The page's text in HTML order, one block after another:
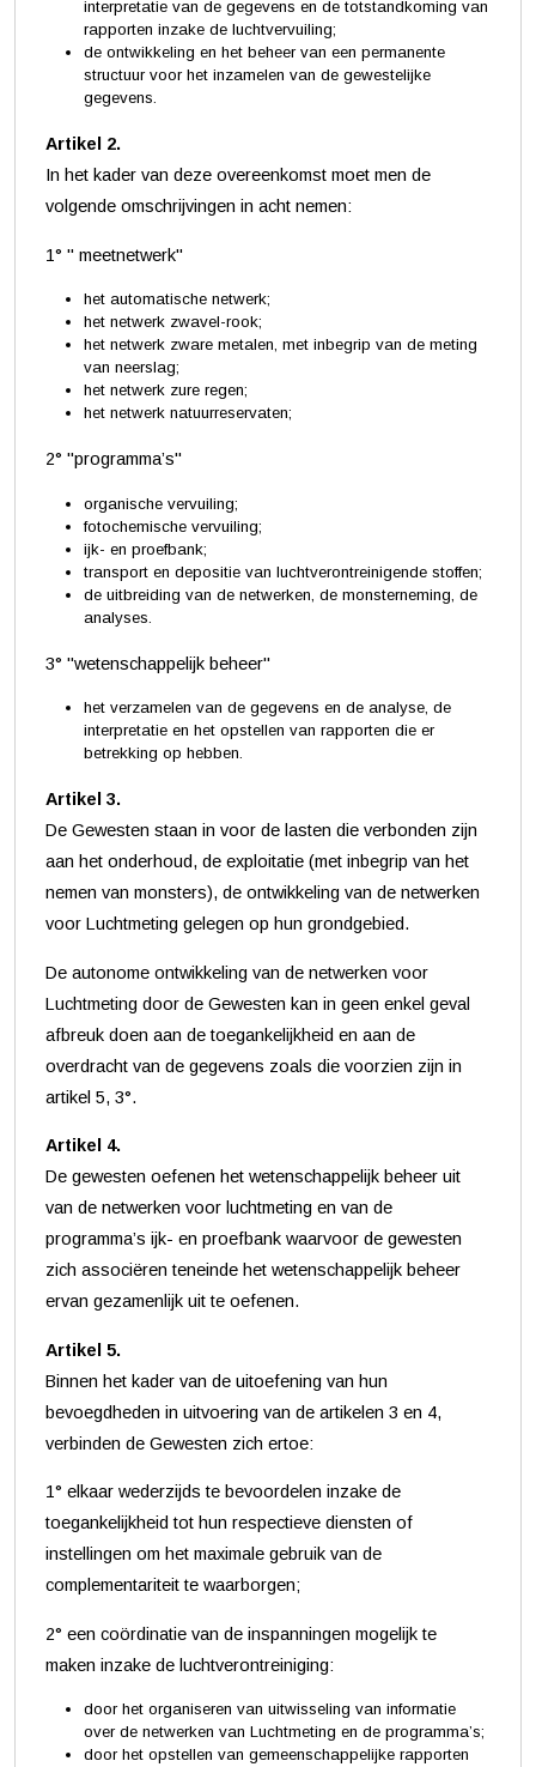
interpretatie van de gegevens en de totstandkoming van
rapporten inzake de luchtvervuiling;
de ontwikkeling en het beheer van een permanente
structuur voor het inzamelen van de gewestelijke
gegevens.
Artikel 2.
In het kader van deze overeenkomst moet men de
volgende omschrijvingen in acht nemen:
1° " meetnetwerk"
het automatische netwerk;
het netwerk zwavel-rook;
het netwerk zware metalen, met inbegrip van de meting
van neerslag;
het netwerk zure regen;
het netwerk natuurreservaten;
2° "programma’s"
organische vervuiling;
fotochemische vervuiling;
ijk- en proefbank;
transport en depositie van luchtverontreinigende stoffen;
de uitbreiding van de netwerken, de monsterneming, de
analyses.
3° "wetenschappelijk beheer"
het verzamelen van de gegevens en de analyse, de
interpretatie en het opstellen van rapporten die er
betrekking op hebben.
Artikel 3.
De Gewesten staan in voor de lasten die verbonden zijn
aan het onderhoud, de exploitatie (met inbegrip van het
nemen van monsters), de ontwikkeling van de netwerken
voor Luchtmeting gelegen op hun grondgebied.
De autonome ontwikkeling van de netwerken voor
Luchtmeting door de Gewesten kan in geen enkel geval
afbreuk doen aan de toegankelijkheid en aan de
overdracht van de gegevens zoals die voorzien zijn in
artikel 5, 3°.
Artikel 4.
De gewesten oefenen het wetenschappelijk beheer uit
van de netwerken voor luchtmeting en van de
programma’s ijk- en proefbank waarvoor de gewesten
zich associëren teneinde het wetenschappelijk beheer
ervan gezamenlijk uit te oefenen.
Artikel 5.
Binnen het kader van de uitoefening van hun
bevoegdheden in uitvoering van de artikelen 3 en 4,
verbinden de Gewesten zich ertoe:
1° elkaar wederzijds te bevoordelen inzake de
toegankelijkheid tot hun respectieve diensten of
instellingen om het maximale gebruik van de
complementariteit te waarborgen;
2° een coördinatie van de inspanningen mogelijk te
maken inzake de luchtverontreiniging:
door het organiseren van uitwisseling van informatie
over de netwerken van Luchtmeting en de programma’s;
door het opstellen van gemeenschappelijke rapporten